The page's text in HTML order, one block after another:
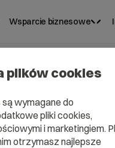
Wsparcie biznesowe
plików cookies
wymagane do
pliki cookies,
i marketingiem.
otrzymasz najlepsze